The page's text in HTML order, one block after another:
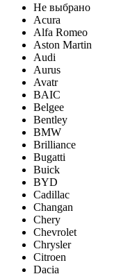
Не выбрано
Acura
Alfa Romeo
Aston Martin
Audi
Aurus
Avatr
BAIC
Belgee
Bentley
BMW
Brilliance
Bugatti
Buick
BYD
Cadillac
Changan
Chery
Chevrolet
Chrysler
Citroen
Dacia